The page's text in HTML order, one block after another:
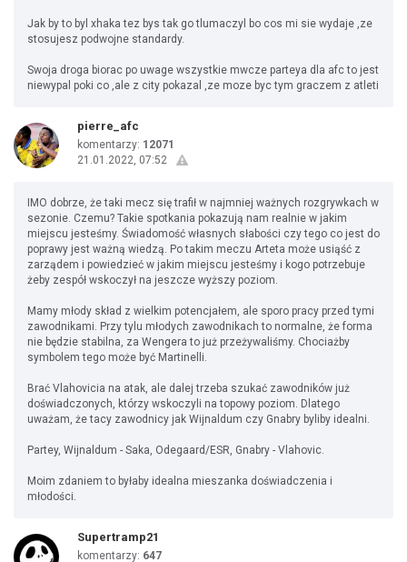
Jak by to byl xhaka tez bys tak go tlumaczyl bo cos mi sie wydaje ,ze
stosujesz podwojne standardy.
Swoja droga biorac po uwage wszystkie mwcze parteya dla afc to jest
niewypal poki co ,ale z city pokazal ,ze moze byc tym graczem z atleti
pierre_afc
komentarzy: 12071
21.01.2022, 07:52
IMO dobrze, że taki mecz się trafił w najmniej ważnych rozgrywkach w
sezonie. Czemu? Takie spotkania pokazują nam realnie w jakim
miejscu jesteśmy. Świadomość własnych słabości czy tego co jest do
poprawy jest ważną wiedzą. Po takim meczu Arteta może usiąść z
zarządem i powiedzieć w jakim miejscu jesteśmy i kogo potrzebuje
żeby zespół wskoczył na jeszcze wyższy poziom.
Mamy młody skład z wielkim potencjałem, ale sporo pracy przed tymi
zawodnikami. Przy tylu młodych zawodnikach to normalne, że forma
nie będzie stabilna, za Wengera to już przeżywaliśmy. Chociażby
symbolem tego może być Martinelli.
Brać Vlahovicia na atak, ale dalej trzeba szukać zawodników już
doświadczonych, którzy wskoczyli na topowy poziom. Dlatego
uważam, że tacy zawodnicy jak Wijnaldum czy Gnabry byliby idealni.
Partey, Wijnaldum - Saka, Odegaard/ESR, Gnabry - Vlahovic.
Moim zdaniem to byłaby idealna mieszanka doświadczenia i
młodości.
Supertramp21
komentarzy: 647